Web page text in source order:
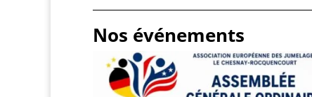
Nos événements